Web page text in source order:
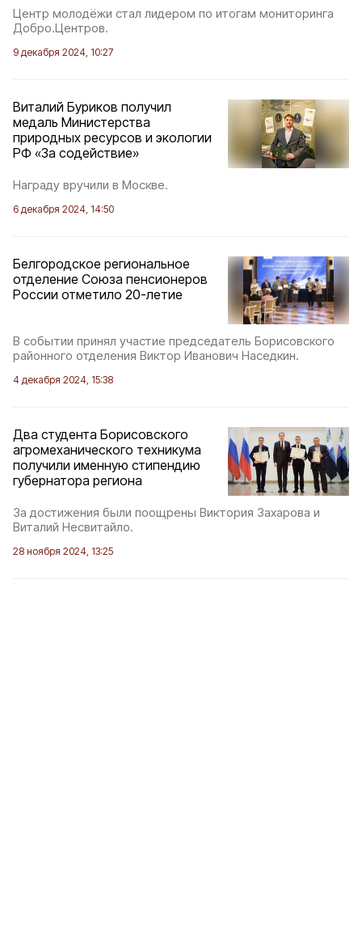
Центр молодёжи стал лидером по итогам мониторинга
Добро.Центров.
9 декабря 2024, 10:27
Виталий Буриков получил
медаль Министерства
природных ресурсов и экологии
РФ «За содействие»
Награду вручили в Москве.
6 декабря 2024, 14:50
Белгородское региональное
отделение Союза пенсионеров
России отметило 20-летие
В событии принял участие председатель Борисовского
районного отделения Виктор Иванович Наседкин.
4 декабря 2024, 15:38
Два студента Борисовского
агромеханического техникума
получили именную стипендию
губернатора региона
За достижения были поощрены Виктория Захарова и
Виталий Несвитайло.
28 ноября 2024, 13:25